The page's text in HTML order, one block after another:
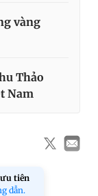
vàng
Thảo
Nam
tiên
dẫn.